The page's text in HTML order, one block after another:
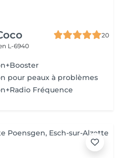
20
L-6940
pour peaux à problèmes
Fréquence